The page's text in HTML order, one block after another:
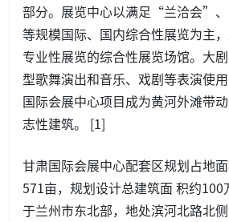
部分。展览中心以满足“兰洽会”
等规模国际、国内综合性展览为主
专业性展览的综合性展览场馆。大
型歌舞演出和音乐、戏剧等表演使
国际会展中心项目成为黄河外滩带
志性建筑。 [1]
甘肃国际会展中心配套区规划占地
571亩，规划设计总建筑面 积约100
于兰州市东北部，地处滨河北路北